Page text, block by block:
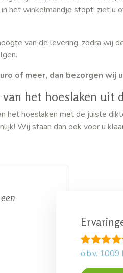
het winkelmandje stopt, ziet u
van de levering, zodra wij
of meer, dan bezorgen wij
het hoeslaken uit
het hoeslaken met de juiste
Wij staan dan ook voor u
o.b.v. 1009